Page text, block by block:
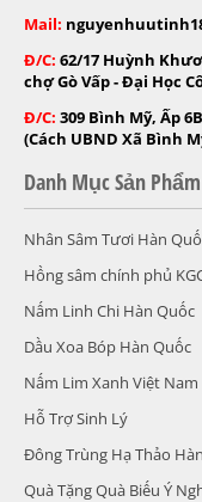
Mail:
Đ/C: 62/17 Huỳnh
chợ Gò Vấp - Đại Học
Đ/C: 309 Bình Mỹ, Ấp
(Cách UBND Xã Bình
Danh Mục Sản Phẩm
Nhân Sâm Tươi Hàn
Hồng sâm chính phủ
Nấm Linh Chi Hàn Quốc
Dầu Xoa Bóp Hàn Quốc
Nấm Lim Xanh Việt Nam
Hỗ Trợ Sinh Lý
Đông Trùng Hạ Thảo
Quà Tặng Quà Biếu Ý